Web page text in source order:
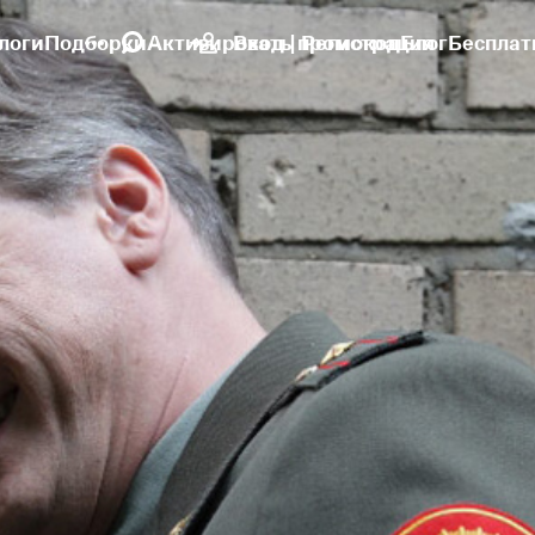
ПодборкиАктивировать промокодБлог
Вход | Регистрация